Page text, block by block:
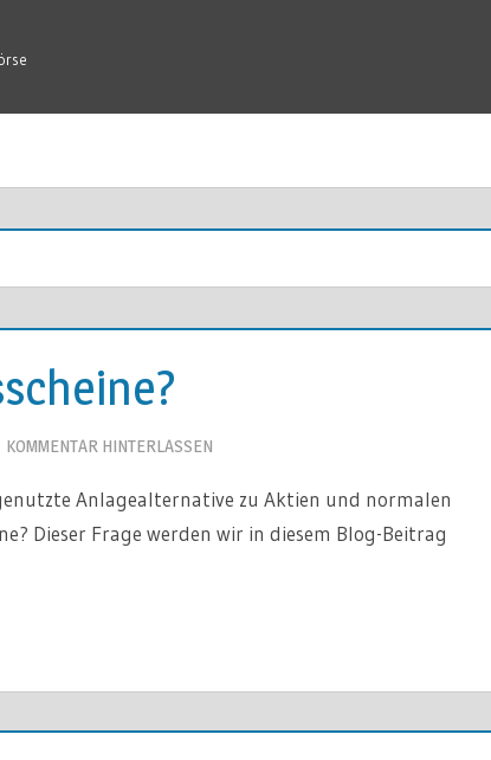
KOMMENTAR HINTERLASSEN
Anlagealternative zu Aktien und normalen
Dieser Frage werden wir in diesem Blog-Beitrag